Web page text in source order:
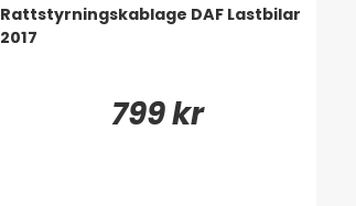
Rattstyrningskablage DAF Lastbilar
2017
799 kr